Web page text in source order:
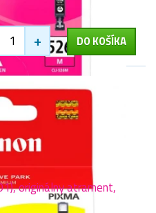
+ DO KOŠÍKA
originálny atrament,